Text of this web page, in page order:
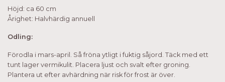
Höjd: ca 60 cm
Årighet: Halvhärdig annuell
Odling:
Förodla i mars-april. Så fröna ytligt i fuktig såjord. Täck med ett
tunt lager vermikulit. Placera ljust och svalt efter groning.
Plantera ut efter avhärdning när risk för frost är över.